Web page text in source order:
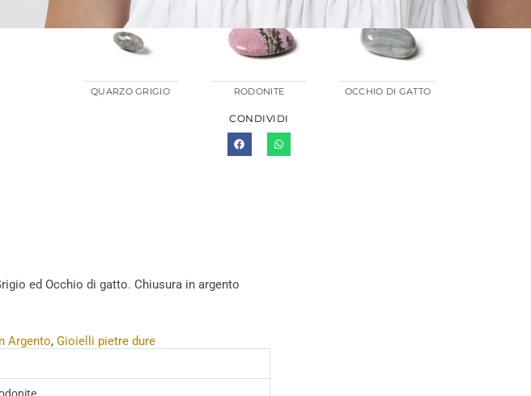
QUARZO GRIGIO RODONITE OCCHIO DI GATTO
CONDIVIDI
ed Occhio di gatto. Chiusura in argento
Argento, Gioielli pietre dure